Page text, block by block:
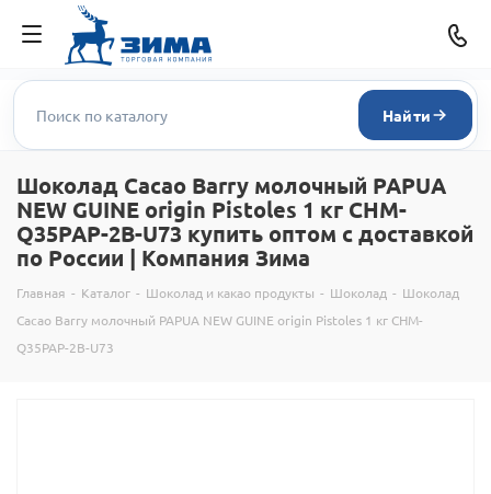
Найти
Шоколад Cacao Barry молочный PAPUA
NEW GUINE origin Pistoles 1 кг CHM-
Q35PAP-2B-U73 купить оптом с доставкой
по России | Компания Зима
Главная - Каталог - Шоколад и какао продукты - Шоколад - Шоколад
Cacao Barry молочный PAPUA NEW GUINE origin Pistoles 1 кг CHM-
Q35PAP-2B-U73